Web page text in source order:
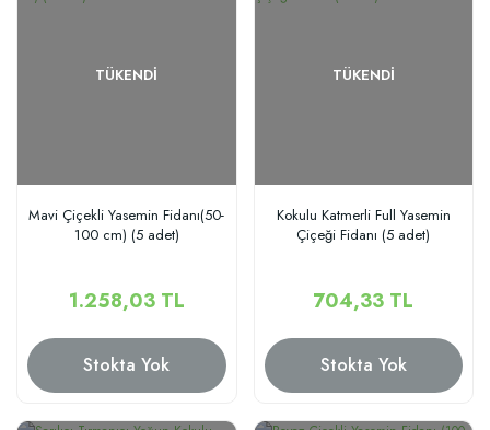
TÜKENDI
Mavi Çiçekli Yasemin Fidanı(50-
100 cm) (5 adet)
1.258,03 TL
Stokta Yok
TÜKENDI
Kokulu Katmerli Full Yasemin
Çiçeği Fidanı (5 adet)
704,33 TL
Stokta Yok